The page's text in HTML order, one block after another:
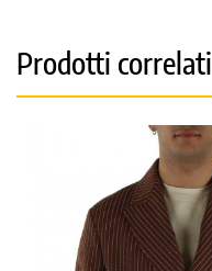
Prodotti correlati